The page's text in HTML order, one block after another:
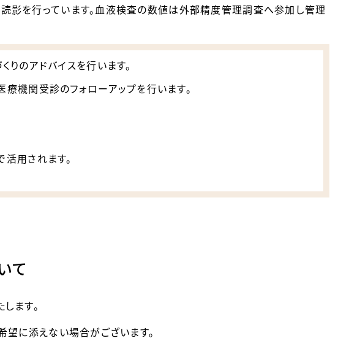
影を行っています。血液検査の数値は外部精度管理調査へ参加し管理
のアドバイスを行います。
機関受診のフォローアップを行います。
用されます。
て
ます。
に添えない場合がございます。